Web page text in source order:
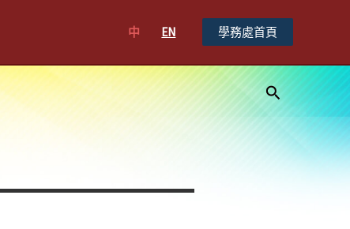
中 EN 學務處首頁
搜
尋